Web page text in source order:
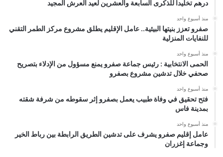
درهم تخليداً للذكرى السابعة والعشرين لعيد العرش المجيد
منذ أسبوع واحد
صفرو تعزز بنيتها البيئية.. عامل الإقليم يطلق مشروع مركز الطمر التقني
للنفايات المنزلية
منذ أسبوع واحد
الحمى الانتخابية : رئيس جماعة صفرو يمنع مسؤول من الإدلاء بتصريح
صحفي خلال تدشين مشروع بصفرو
منذ أسبوع واحد
فتح تحقيق في وفاة طبيب يعمل بصفرو إثر سقوطه من شرفة شقته
بمدينة فاس
منذ أسبوع واحد
عامل إقليم صفرو يشرف على تدشين الطريق الرابطة بين رباط الخير
وجماعة إغزران